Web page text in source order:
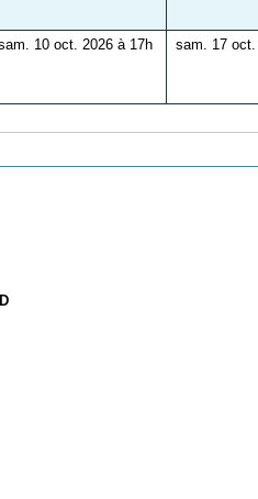
10 oct. 2026 à 17h sam. 17